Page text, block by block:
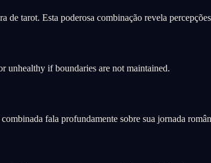
tarot. Esta poderosa combinação revela
unhealthy if boundaries are not maintained.
fala profundamente sobre sua jornada